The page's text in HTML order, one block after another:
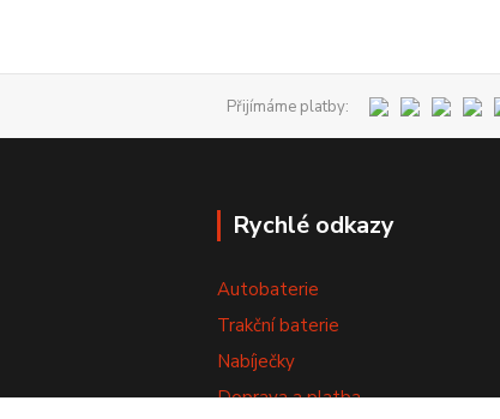
Přijímáme platby:
Rychlé odkazy
Autobaterie
Trakční baterie
Nabíječky
Doprava a platba